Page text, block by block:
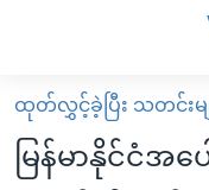
လွယ်ကူ
စေ
မူလစာမျက်နှာ
မြန်မာ
ထုတ်လွှင့်ခဲ့ပြီး သတင်းမျ
မြန်မာနိုင်ငံအ